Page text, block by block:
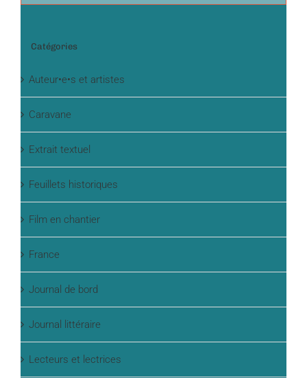
Catégories
Auteur•e•s et artistes
Caravane
Extrait textuel
Feuillets historiques
Film en chantier
France
Journal de bord
Journal littéraire
Lecteurs et lectrices